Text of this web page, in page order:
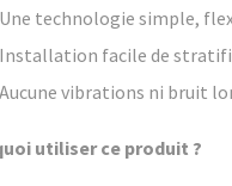
Une technologie simple,
Installation facile de
Aucune vibrations ni bruit
utiliser ce produit ?